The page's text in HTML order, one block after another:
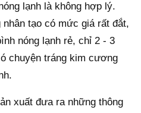
lạnh là không hợp lý.
tạo có mức giá rất đắt,
nóng lạnh rẻ, chỉ 2 - 3
chuyện tráng kim cương
xuất đưa ra những thông